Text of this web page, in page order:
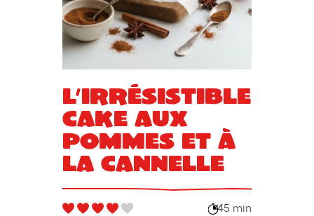
L’irrésistible
cake aux
pommes et à
la cannelle
45 min